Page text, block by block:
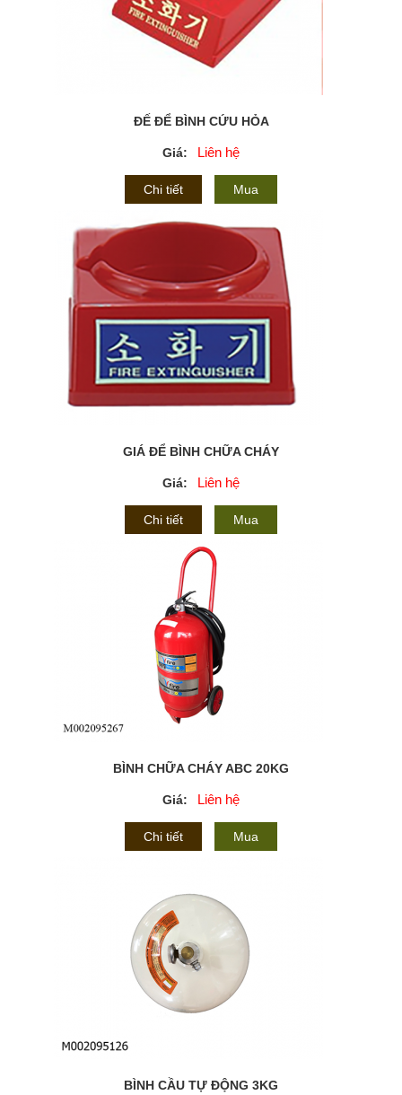
ĐẾ ĐỂ BÌNH CỨU HỎA
Giá: Liên hệ
Chi tiết Mua
GIÁ ĐỂ BÌNH CHỮA CHÁY
Giá: Liên hệ
Chi tiết Mua
BÌNH CHỮA CHÁY ABC 20KG
Giá: Liên hệ
Chi tiết Mua
BÌNH CẦU TỰ ĐỘNG 3KG